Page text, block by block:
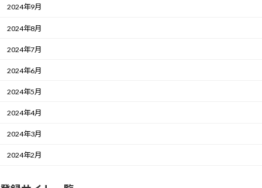
2024年9月
2024年8月
2024年7月
2024年6月
2024年5月
2024年4月
2024年3月
2024年2月